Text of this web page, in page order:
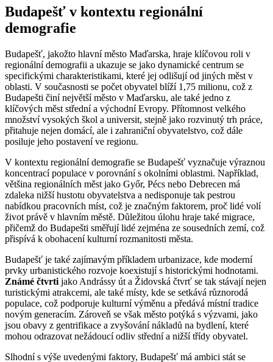
Budapešť v kontextu regionální
demografie
Budapešť, jakožto hlavní město Maďarska, hraje klíčovou roli v
regionální demografii a ukazuje se jako dynamické centrum se
specifickými charakteristikami, které jej odlišují od jiných měst v
oblasti. V současnosti se počet obyvatel blíží 1,75 milionu, což z
Budapešti činí největší město v Maďarsku, ale také jedno z
klíčových měst střední a východní Evropy. Přítomnost velkého
množství vysokých škol a universit, stejně jako rozvinutý trh práce,
přitahuje nejen domácí, ale i zahraniční obyvatelstvo, což dále
posiluje jeho postavení ve regionu.
V kontextu regionální demografie se Budapešť vyznačuje výraznou
koncentrací populace v porovnání s okolními oblastmi. Například,
většina regionálních měst jako Győr, Pécs nebo Debrecen má
zdaleka nižší hustotu obyvatelstva a nedisponuje tak pestrou
nabídkou pracovních míst, což je značným faktorem, proč lidé volí
život právě v hlavním městě. Důležitou úlohu hraje také migrace,
přičemž do Budapešti směřují lidé zejména ze sousedních zemí, což
přispívá k obohacení kulturní rozmanitosti města.
Budapešť je také zajímavým příkladem urbanizace, kde moderní
prvky urbanistického rozvoje koexistují s historickými hodnotami.
Známé čtvrti jako Andrássy út a Židovská čtvrť se tak stávají nejen
turistickými atrakcemi, ale také místy, kde se setkává různorodá
populace, což podporuje kulturní výměnu a předává místní tradice
novým generacím. Zároveň se však město potýká s výzvami, jako
jsou obavy z gentrifikace a zvyšování nákladů na bydlení, které
mohou odrazovat nežádoucí odliv střední a nižší třídy obyvatel.
Slhodní s výše uvedenými faktory, Budapešť má ambici stát se